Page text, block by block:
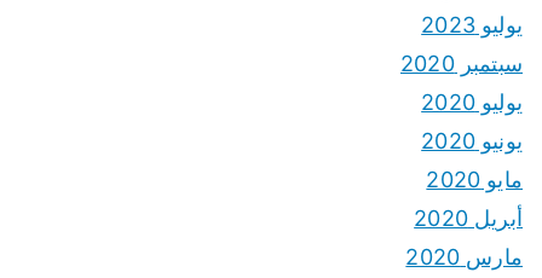
يوليو 2023
سبتمبر 2020
يوليو 2020
يونيو 2020
مايو 2020
أبريل 2020
مارس 2020